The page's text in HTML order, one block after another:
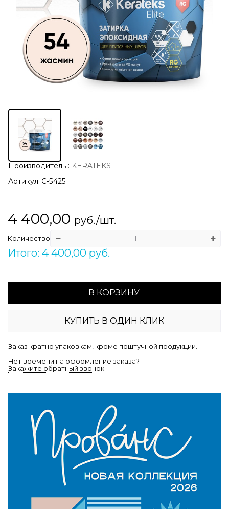
Производитель : KERATEKS
Артикул: С-5425
4 400,00 руб./шт.
Количество
Итого: 4 400,00 руб.
В КОРЗИНУ
КУПИТЬ В ОДИН КЛИК
Заказ кратно упаковкам, кроме поштучной продукции.
Нет времени на оформление заказа?
Закажите обратный звонок